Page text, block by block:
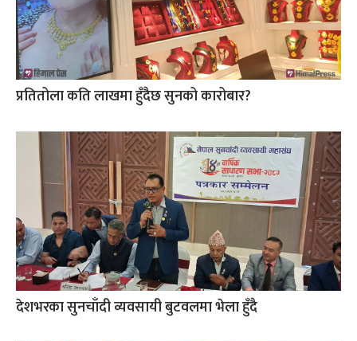
प्रतितोला कति लाखमा हुँदैछ सुनको कारोबार?
देशभरका सुनचाँदी व्यवसायी बुटवलमा भेला हुँदै